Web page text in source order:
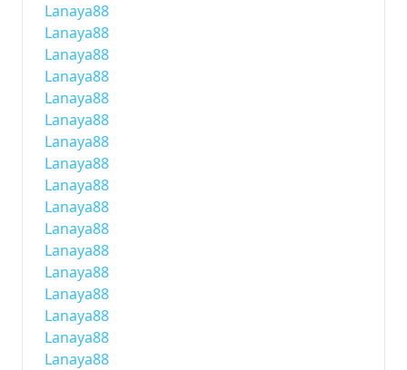
Lanaya88
Lanaya88
Lanaya88
Lanaya88
Lanaya88
Lanaya88
Lanaya88
Lanaya88
Lanaya88
Lanaya88
Lanaya88
Lanaya88
Lanaya88
Lanaya88
Lanaya88
Lanaya88
Lanaya88